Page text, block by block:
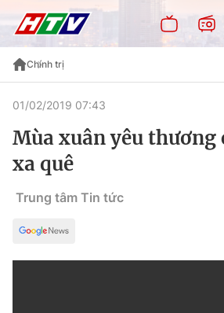
Chính trị
01/02/2019 07:43
Mùa xuân yêu thương
xa quê
Trung tâm Tin tức